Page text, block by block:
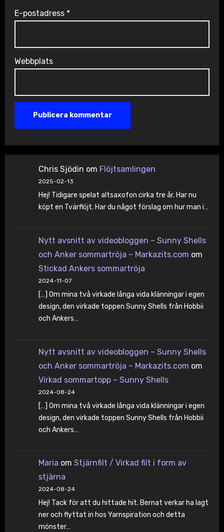
E-postadress *
Webbplats
Chris Sjödin om Flöjtsamlingen
2025-02-13
Hej! Tidigare spelat altsaxofon cirka tre år. Har nu
köpt en Tvärflöjt. Har du något förslag om hur man i…
Nytt avsnitt av videobloggen – Sunny Shells
och Anker sommartröja – Markazits.com om
Stickad Ankers sommartröja
2024-11-07
[…] Om mina två virkade långa vida klänningar i egen
design, den virkade toppen Sunny Shells från Hobbii
och Ankers…
Nytt avsnitt av videobloggen – Sunny Shells
och Anker sommartröja – Markazits.com om
Virkad sommartopp – Sunny Shells
2024-08-24
[…] Om mina två virkade långa vida klänningar i egen
design, den virkade toppen Sunny Shells från Hobbii
och Ankers…
Maria om Stjärnfilt / Virkad filt i form av
stjärna
2024-08-24
Hej! Tack för att du hittade hit. Bernat verkar ha lagt
ner och flyttat in hos Yarnspiration och detta
mönster…